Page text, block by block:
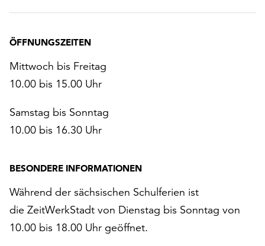
ÖFFNUNGSZEITEN
Mittwoch bis Freitag
10.00 bis 15.00 Uhr
Samstag bis Sonntag
10.00 bis 16.30 Uhr
BESONDERE INFORMATIONEN
Während der sächsischen Schulferien ist
die ZeitWerkStadt von Dienstag bis Sonntag von
10.00 bis 18.00 Uhr geöffnet.